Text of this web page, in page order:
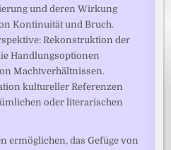
und deren Wirkung
Kontinuität und Bruch.
Rekonstruktion der
Handlungsoptionen
Machtverhältnissen.
kultureller Referenzen
oder literarischen
ermöglichen, das Gefüge von